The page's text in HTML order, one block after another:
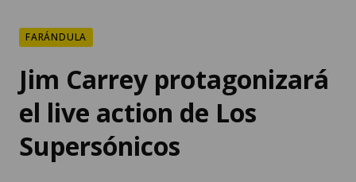
FARÁNDULA
Jim Carrey protagonizará
el live action de Los
Supersónicos